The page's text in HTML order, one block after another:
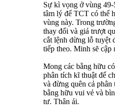
Sự kì vọng ở vùng
tâm lý để TCT có thể
vùng này. Trong
thay đổi và giá trượt
cắt lệnh dừng lỗ tuyệt
tiếp theo. Minh sẽ cập
Mong các bằng hữu
phân tích kĩ thuật để
và đừng quên cả
bằng hữu vui vẻ và
tư. Thân ái.